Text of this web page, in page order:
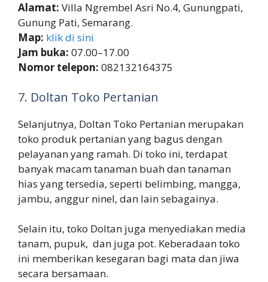
Alamat: Villa Ngrembel Asri No.4, Gunungpati,
Gunung Pati, Semarang.
Map: klik di sini
Jam buka: 07.00–17.00
Nomor telepon: 082132164375
7. Doltan Toko Pertanian
Selanjutnya, Doltan Toko Pertanian merupakan
toko produk pertanian yang bagus dengan
pelayanan yang ramah. Di toko ini, terdapat
banyak macam tanaman buah dan tanaman
hias yang tersedia, seperti belimbing, mangga,
jambu, anggur ninel, dan lain sebagainya.
Selain itu, toko Doltan juga menyediakan media
tanam, pupuk, dan juga pot. Keberadaan toko
ini memberikan kesegaran bagi mata dan jiwa
secara bersamaan.